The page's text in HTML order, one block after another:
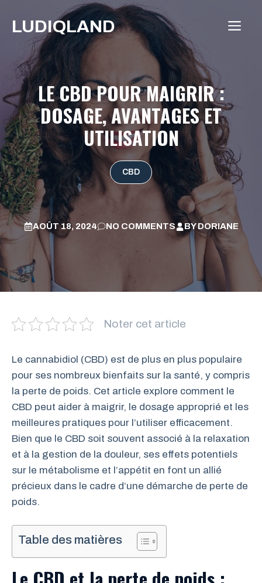
contenu
LUDIQLAND
LE CBD POUR MAIGRIR :
DOSAGE, AVANTAGES ET
UTILISATION
CBD
AOÛT 18, 2024 NO COMMENTS BYDORIANE
Noter cet article
Le cannabidiol (CBD) est de plus en plus populaire
pour ses nombreux bienfaits sur la santé, y compris
la perte de poids. Cet article explore comment le
CBD peut aider à maigrir, le dosage approprié et les
meilleures pratiques pour l’utiliser efficacement.
Bien que le CBD soit souvent associé à la relaxation
et à la gestion de la douleur, ses effets potentiels
sur le métabolisme et l’appétit en font un allié
précieux dans le cadre d’une démarche de perte de
poids.
Table des matières